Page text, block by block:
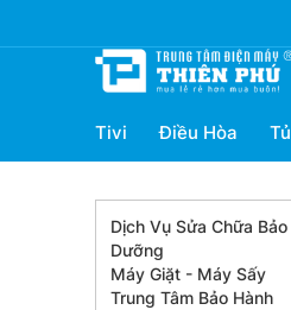
Tivi Điều Hòa
Dịch Vụ Sửa Chữa Bảo
Dưỡng
Máy Giặt - Máy Sấy
Trung Tâm Bảo Hành